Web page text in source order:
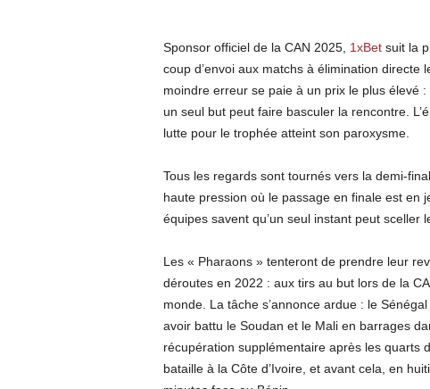
Sponsor officiel de la CAN 2025, 1xBet suit la
coup d’envoi aux matchs à élimination directe
moindre erreur se paie à un prix le plus élevé
un seul but peut faire basculer la rencontre.
lutte pour le trophée atteint son paroxysme.
Tous les regards sont tournés vers la demi-
haute pression où le passage en finale est en
équipes savent qu’un seul instant peut sceller
Les « Pharaons » tenteront de prendre leur
déroutes en 2022 : aux tirs au but lors de la
monde. La tâche s’annonce ardue : le
avoir battu le Soudan et le Mali en barrages
récupération supplémentaire après les quarts
bataille à la Côte d’Ivoire, et avant cela, en